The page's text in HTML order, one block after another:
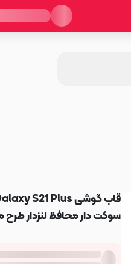
سوکت دار محافظ لنزدار طرح